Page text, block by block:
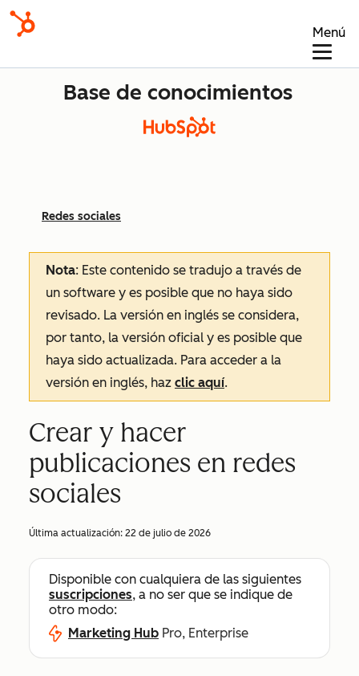
Menú
Base de conocimientos
Redes sociales
Nota: Este contenido se tradujo a través de
un software y es posible que no haya sido
revisado. La versión en inglés se considera,
por tanto, la versión oficial y es posible que
haya sido actualizada. Para acceder a la
versión en inglés, haz clic aquí.
Crear y hacer
publicaciones en redes
sociales
Última actualización: 22 de julio de 2026
Disponible con cualquiera de las siguientes
suscripciones, a no ser que se indique de
otro modo:
Marketing Hub Pro, Enterprise